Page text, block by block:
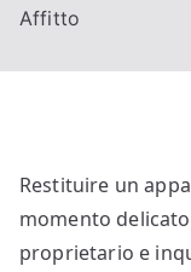
Affitto
Restituire un
momento
proprietario e